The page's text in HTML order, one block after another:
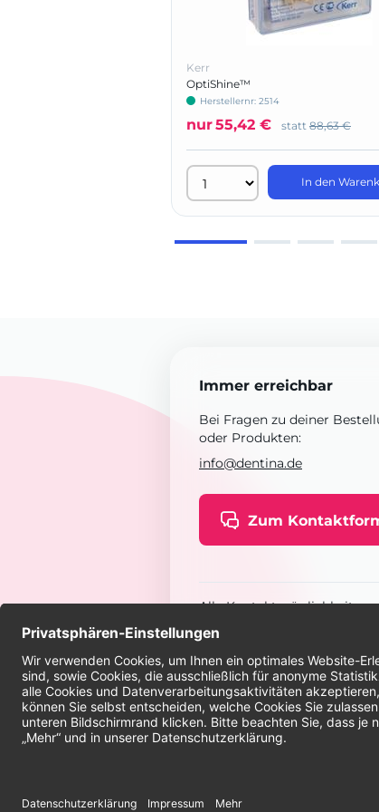
Kerr
OptiShine™
Herstellernr: 2514
nur55,42 € statt 88,63 €
In den
Immer erreichbar
Bei Fragen zu deiner
oder Produkten:
info@dentina.de
Zum
Alle Kontaktmöglichkeiten